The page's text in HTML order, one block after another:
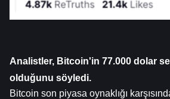
Analistler, Bitcoin'in 77.000 dolar
olduğunu söyledi.
Bitcoin son piyasa oynaklığı